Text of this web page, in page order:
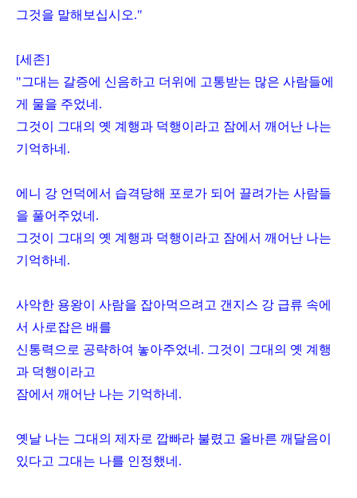
그것을 말해보십시오."
[세존]
"그대는 갈증에 신음하고 더위에 고통받는 많은 사람들에
게 물을 주었네 .
그것이 그대의 옛 계행과 덕행이라고 잠에서 깨어난 나는
기억하네 .
에니 강 언덕에서 습격당해 포로가 되어 끌려가는 사람들
을 풀어주었네 .
그것이 그대의 옛 계행과 덕행이라고 잠에서 깨어난 나는
기억하네 .
사악한 용왕이 사람을 잡아먹으려고 갠지스 강 급류 속에
서 사로잡은 배를
신통력으로 공략하여 놓아주었네 . 그것이 그대의 옛 계행
과 덕행이라고
잠에서 깨어난 나는 기억하네 .
옛날 나는 그대의 제자로 깝빠라 불렸고 올바른 깨달음이
있다고 그대는 나를 인정했네 .